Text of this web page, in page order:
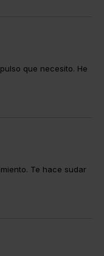
que necesito. He
Te hace sudar